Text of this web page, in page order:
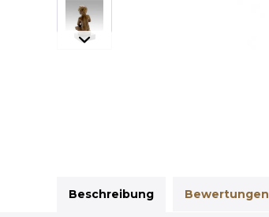
Beschreibung Bewertungen